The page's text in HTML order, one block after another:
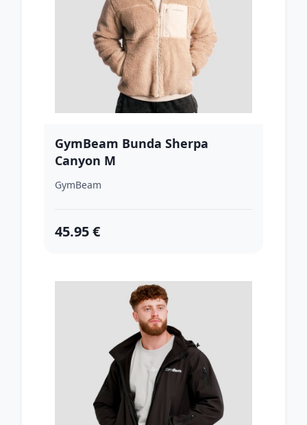
GymBeam Bunda Sherpa
Canyon M
GymBeam
45.95 €